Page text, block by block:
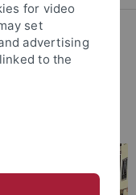
Ökonomien
der
for video
set
advertising
to the